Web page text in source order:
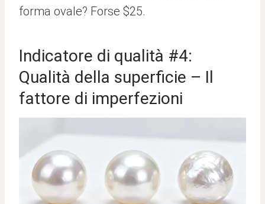
forma ovale? Forse $25.
Indicatore di qualità #4:
Qualità della superficie – Il
fattore di imperfezioni